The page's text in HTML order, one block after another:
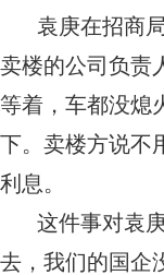
袁庚在招商
卖楼的公司负责
等着，车都没熄
下。卖楼方说不
利息。
这件事对袁
去，我们的国企